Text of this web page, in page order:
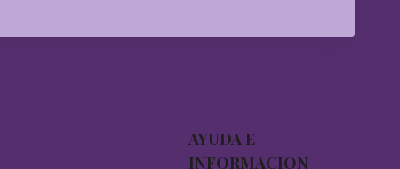
AYUDA E
INFORMACION